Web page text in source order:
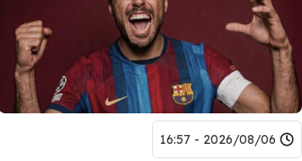
2026/08/06 - 16:57